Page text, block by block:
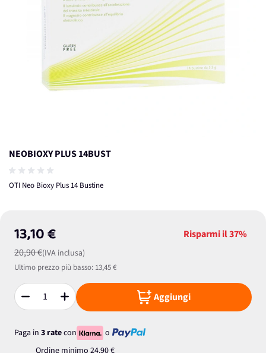
NEOBIOXY PLUS 14BUST
OTI Neo Bioxy Plus 14 Bustine
13,10 €
20,90 €(IVA inclusa)
Risparmi il37%
Ultimo prezzo più basso: 13,45 €
Quantità Aggiungi
Paga in 3 ratecon
o
Ordine minimo 24,90 €